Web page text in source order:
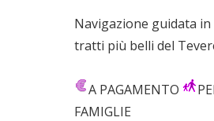
Navigazione guidata in
tratti più belli del
A PAGAMENTO
FAMIGLIE